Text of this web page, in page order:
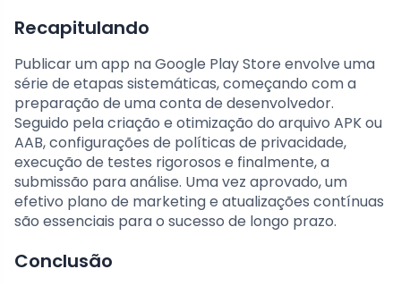
Recapitulando
Publicar um app na Google Play Store envolve uma
série de etapas sistemáticas, começando com a
preparação de uma conta de desenvolvedor.
Seguido pela criação e otimização do arquivo APK ou
AAB, configurações de políticas de privacidade,
execução de testes rigorosos e finalmente, a
submissão para análise. Uma vez aprovado, um
efetivo plano de marketing e atualizações contínuas
são essenciais para o sucesso de longo prazo.
Conclusão